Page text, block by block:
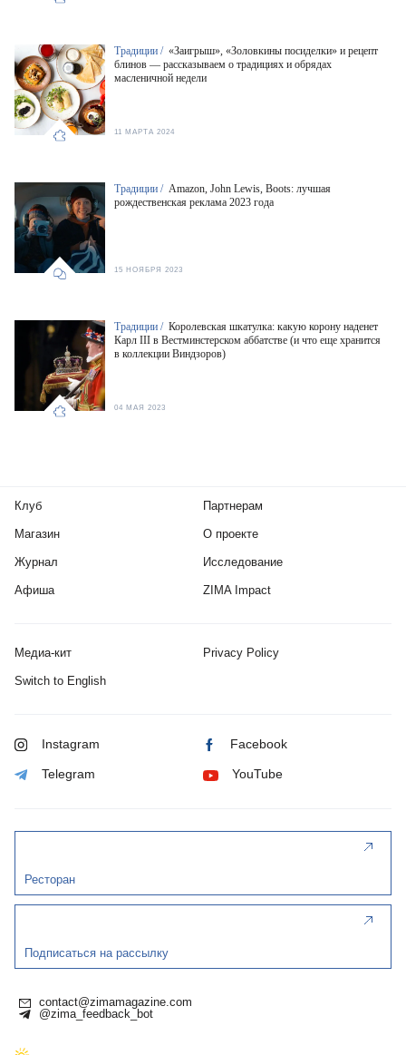
Традиции / «Заигрыш», «Золовкины посиделки» и рецепт
блинов — рассказываем о традициях и обрядах
масленичной недели
11 МАРТА 2024
Традиции / Amazon, John Lewis, Boots: лучшая
рождественская реклама 2023 года
15 НОЯБРЯ 2023
Традиции / Королевская шкатулка: какую корону наденет
Карл III в Вестминстерском аббатстве (и что еще хранится
в коллекции Виндзоров)
04 МАЯ 2023
Клуб
Магазин
Журнал
Афиша
Партнерам
О проекте
Исследование
ZIMA Impact
Медиа-кит Privacy Policy
Switch to English
Instagram Facebook
Telegram YouTube
Ресторан
Подписаться на рассылку
contact@zimamagazine.com
@zima_feedback_bot